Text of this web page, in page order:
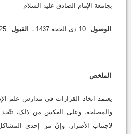
بجامعة الإمام الصادق علیه السلام
الوصول : 10 ذی الحجه 1437 ـ القبول : 25 ربیع الثانی 1438
الملخص
یعتمد اتخاذ القرارات فی مدارس علم
والمصلحة، وعلى العکس من ذلک، تتّخذ
لاجتناب الأضرار. وإنّ من إحدى